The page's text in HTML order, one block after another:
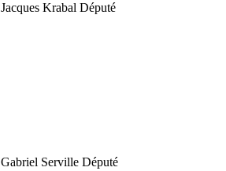
Jacques Krabal Député
Gabriel Serville Député